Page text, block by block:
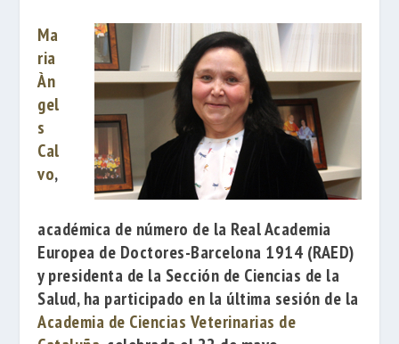
Ma
ria
Àn
gel
s
Cal
vo,
académica de número de la Real Academia
Europea de Doctores-Barcelona 1914 (RAED)
y presidenta de la Sección de Ciencias de la
Salud, ha participado en la última sesión de la
Academia de Ciencias Veterinarias de